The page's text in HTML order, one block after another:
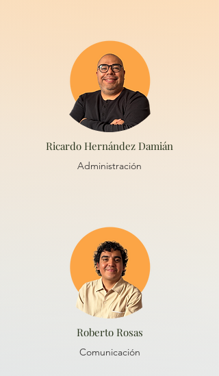
Ricardo Hernández Damián
Administración
Roberto Rosas
Comunicación